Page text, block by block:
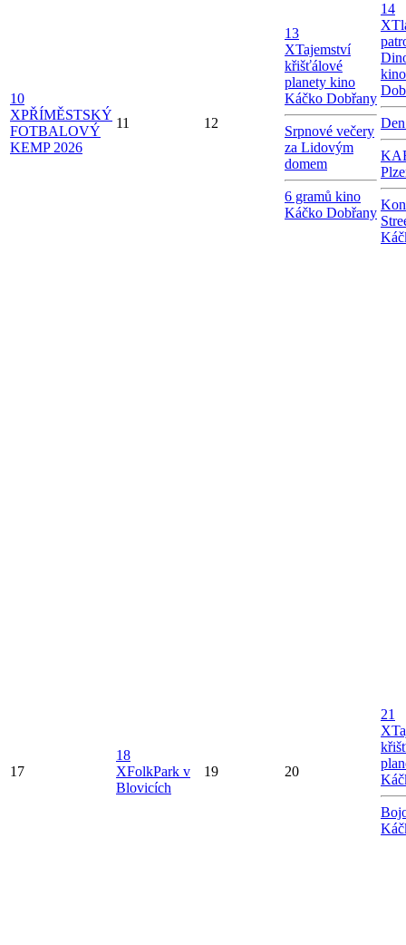
10
XPŘÍMĚSTSKÝ
FOTBALOVÝ
KEMP 2026
11 12
13
XTajemství
křišťálové
planety kino
Káčko Dobřany
Srpnové večery
za Lidovým
domem
6 gramů kino
Káčko Dobřany
14
X
17
18
XFolkPark v
Blovicích
19 20
21
X